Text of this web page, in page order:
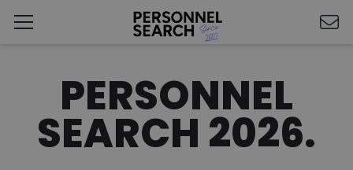
PERSONNEL
SEARCH 2026.